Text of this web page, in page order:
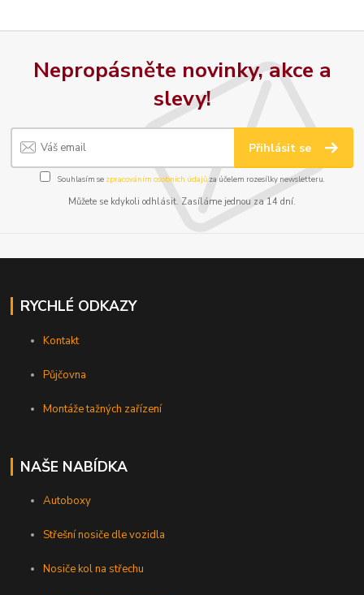
Nepropásněte novinky, akce a
slevy!
Přihlásit se
Souhlasím se zpracováním osobních údajůza účelem rozesílky newsletteru.
Můžete se kdykoli odhlásit. Zasíláme jednou za 14 dní.
RYCHLÉ ODKAZY
Kontakt
Půjčovna
Montáže tažných zařízení
NAŠE NABÍDKA
Autoboxy
Střešní nosiče dle vozidla
Nosiče kol na střechu